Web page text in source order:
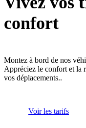
confort
Montez à bord de nos
Appréciez le confort et la
vos déplacements..
Voir les tarifs